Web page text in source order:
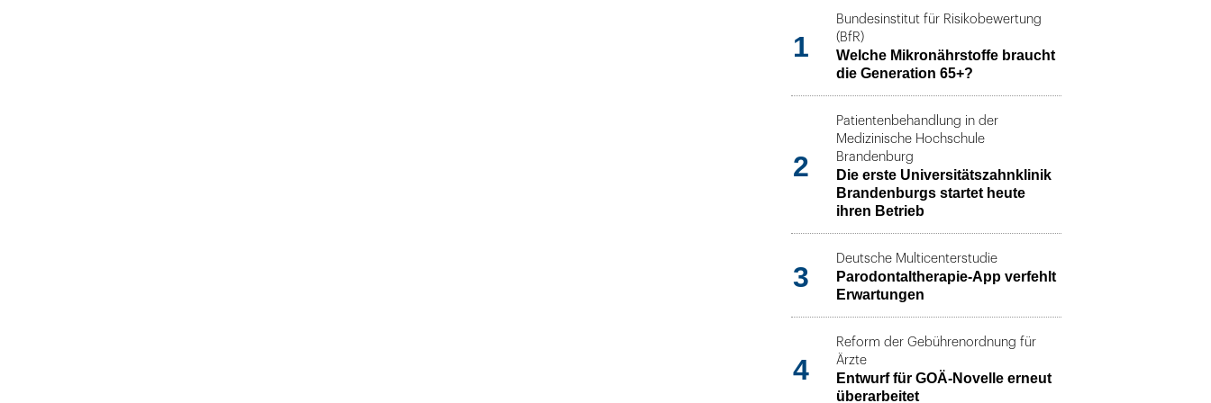
1
Bundesinstitut für Risikobewertung
(BfR)
Welche Mikronährstoffe braucht
die Generation 65+?
2
Patientenbehandlung in der
Medizinische Hochschule
Brandenburg
Die erste Universitätszahnklinik
Brandenburgs startet heute
ihren Betrieb
3
Deutsche Multicenterstudie
Parodontaltherapie-App verfehlt
Erwartungen
4
Reform der Gebührenordnung für
Ärzte
Entwurf für GOÄ-Novelle erneut
überarbeitet